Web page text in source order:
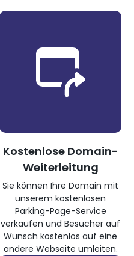
Kostenlose Domain-
Weiterleitung
Sie können Ihre Domain mit
unserem kostenlosen
Parking-Page-Service
verkaufen und Besucher auf
Wunsch kostenlos auf eine
andere Webseite umleiten.